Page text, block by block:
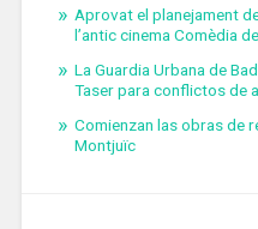
Aprovat el planejament
l’antic cinema Comèdia
La Guardia Urbana de
Taser para conflictos de
Comienzan las obras de
Montjuïc